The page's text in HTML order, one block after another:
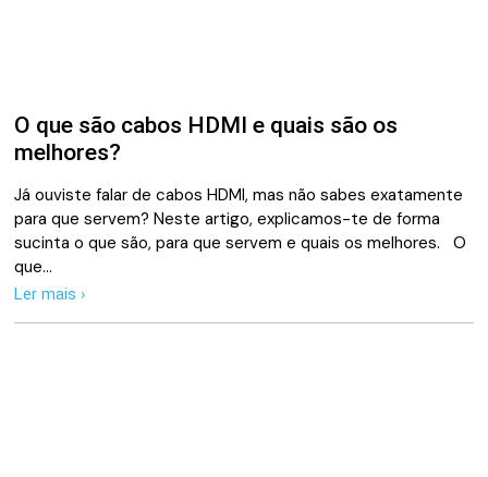
O que são cabos HDMI e quais são os
melhores?
Já ouviste falar de cabos HDMI, mas não sabes exatamente
para que servem? Neste artigo, explicamos-te de forma
sucinta o que são, para que servem e quais os melhores. O
que…
Ler mais ›